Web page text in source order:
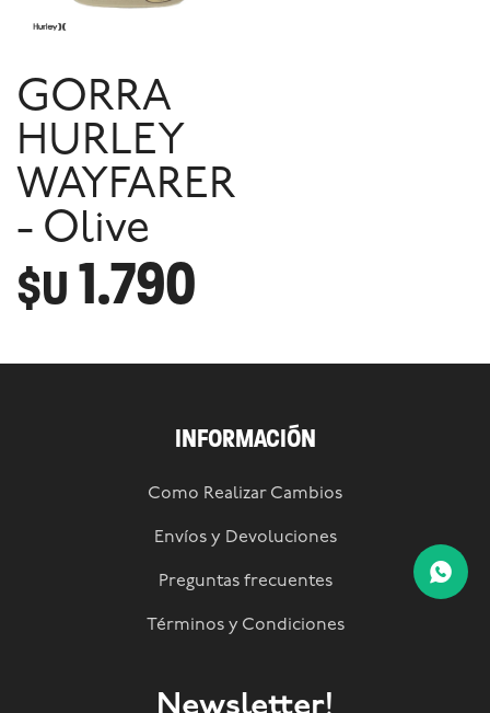
GORRA
HURLEY
WAYFARER
- Olive
$U 1.790
INFORMACIÓN
Como Realizar Cambios
Envíos y Devoluciones
Preguntas frecuentes
Términos y Condiciones